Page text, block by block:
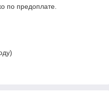
по предоплате.